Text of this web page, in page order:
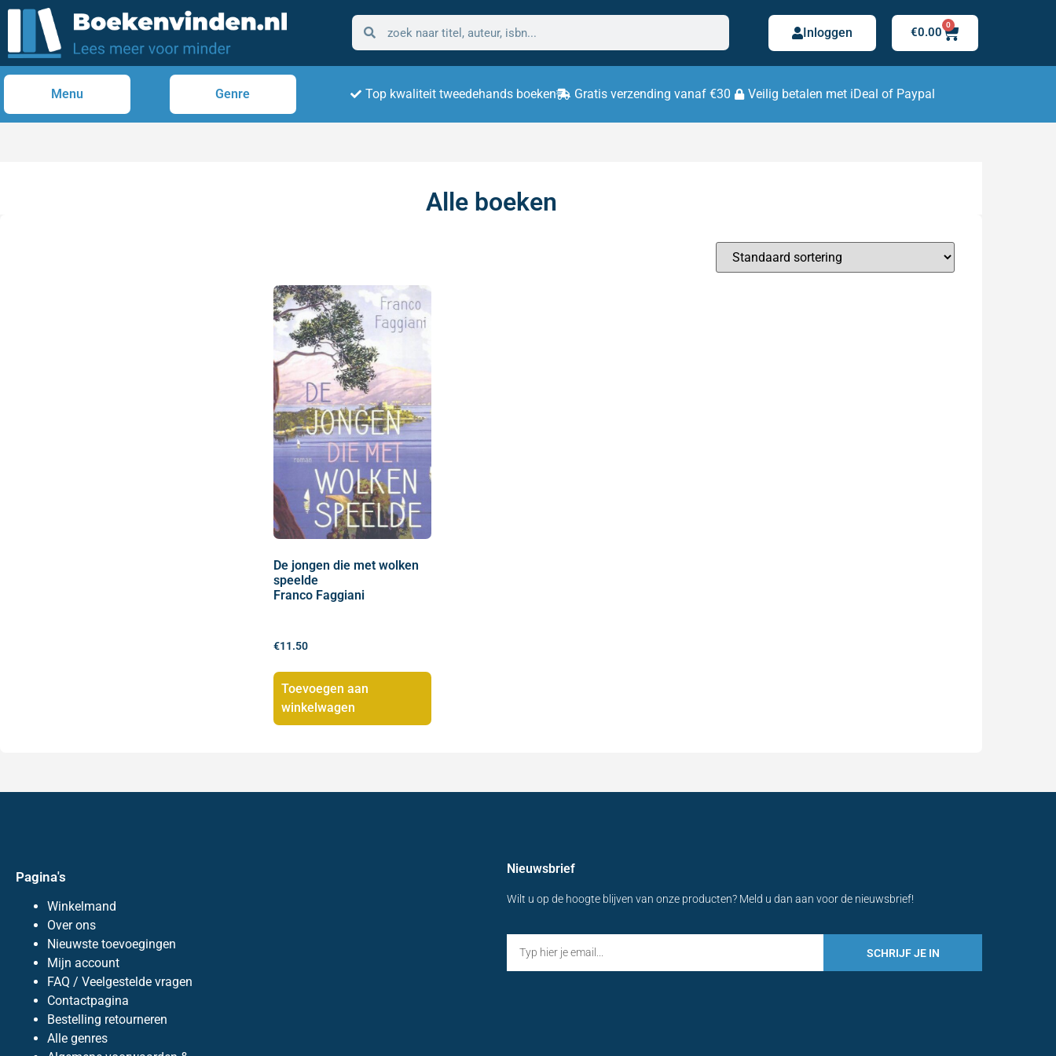
Inloggen €0.00
0
Menu Genre Top kwaliteit tweedehands boeken Gratis verzending vanaf €30 Veilig betalen met iDeal of Paypal
Alle boeken
De jongen die met wolken
speelde
Franco Faggiani
€11.50
Toevoegen aan
winkelwagen
Pagina's
Winkelmand
Over ons
Nieuwste toevoegingen
Mijn account
FAQ / Veelgestelde vragen
Contactpagina
Bestelling retourneren
Alle genres
Nieuwsbrief
Wilt u op de hoogte blijven van onze producten? Meld u dan aan voor de nieuwsbrief!
SCHRIJF JE IN